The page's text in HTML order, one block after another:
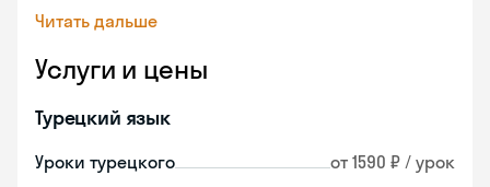
Читать дальше
Услуги и цены
Турецкий язык
Уроки турецкого от 1590 ₽ / урок